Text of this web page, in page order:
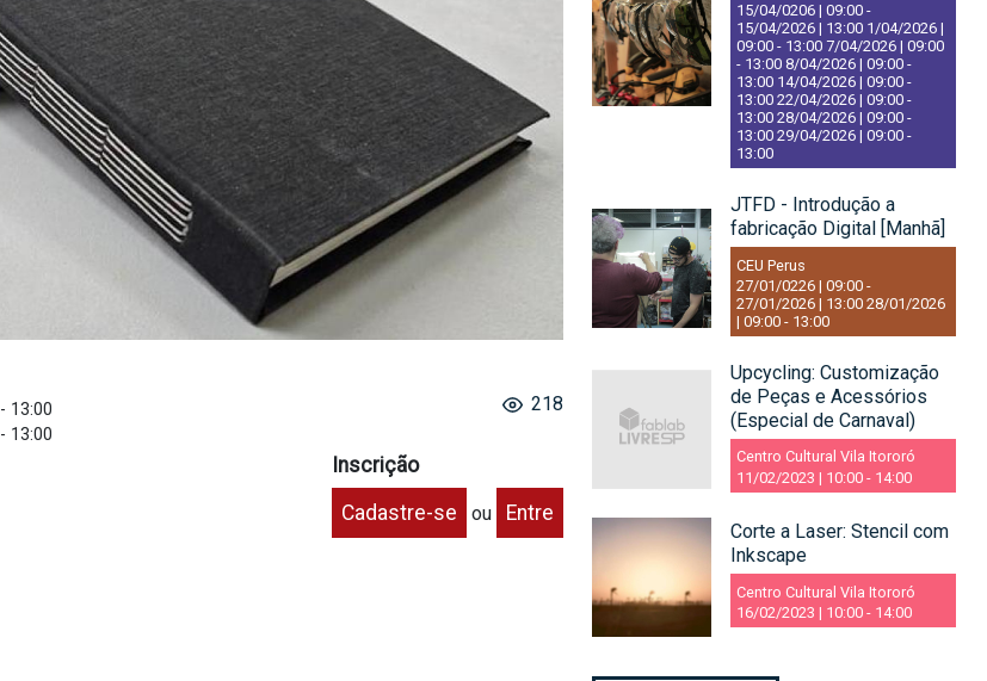
- 13:00
- 13:00
Inscrição
Cadastre-se
ou Entre
218
15/04/0206 | 09:00 -
15/04/2026 | 13:00 1/04/2026 |
09:00 - 13:00 7/04/2026 | 09:00
- 13:00 8/04/2026 | 09:00 -
13:00 14/04/2026 | 09:00 -
13:00 22/04/2026 | 09:00 -
13:00 28/04/2026 | 09:00 -
13:00 29/04/2026 | 09:00 -
13:00
JTFD - Introdução a
fabricação Digital [Manhã]
CEU Perus
27/01/0226 | 09:00 -
27/01/2026 | 13:00 28/01/2026
| 09:00 - 13:00
Upcycling: Customização
de Peças e Acessórios
(Especial de Carnaval)
Centro Cultural Vila Itororó
11/02/2023 | 10:00 - 14:00
Corte a Laser: Stencil com
Inkscape
Centro Cultural Vila Itororó
16/02/2023 | 10:00 - 14:00